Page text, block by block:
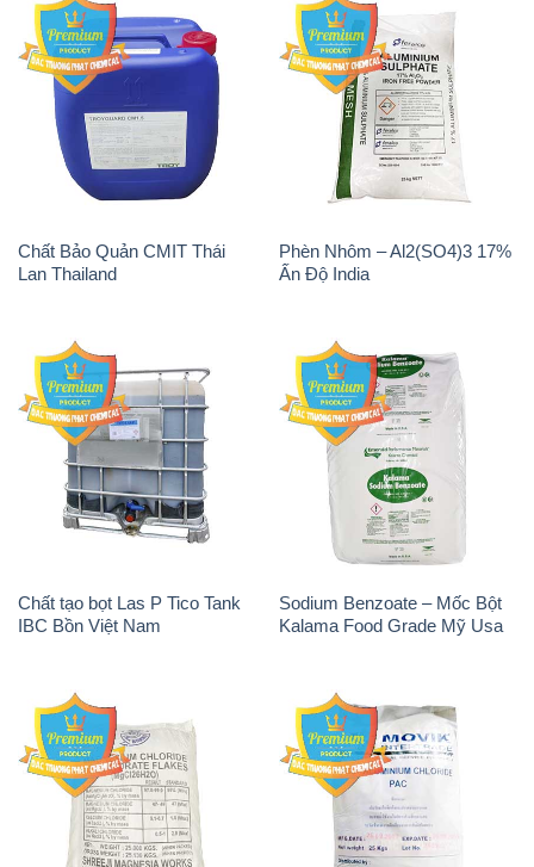
Chất Bảo Quản CMIT Thái
Lan Thailand
Phèn Nhôm – Al2(SO4)3 17%
Ấn Độ India
Chất tạo bọt Las P Tico Tank
IBC Bồn Việt Nam
Sodium Benzoate – Mốc Bột
Kalama Food Grade Mỹ Usa